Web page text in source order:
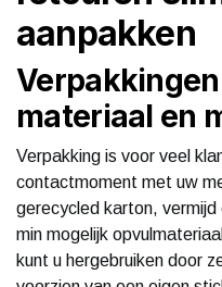
aanpakken
materiaal en
Verpakking is voor veel
contactmoment met uw
gerecycled karton,
min mogelijk
kunt u hergebruiken door